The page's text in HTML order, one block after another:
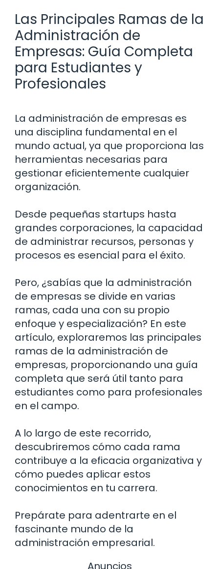
Las Principales Ramas de la
Administración de
Empresas: Guía Completa
para Estudiantes y
Profesionales
La administración de empresas es
una disciplina fundamental en el
mundo actual, ya que proporciona las
herramientas necesarias para
gestionar eficientemente cualquier
organización.
Desde pequeñas startups hasta
grandes corporaciones, la capacidad
de administrar recursos, personas y
procesos es esencial para el éxito.
Pero, ¿sabías que la administración
de empresas se divide en varias
ramas, cada una con su propio
enfoque y especialización? En este
artículo, exploraremos las principales
ramas de la administración de
empresas, proporcionando una guía
completa que será útil tanto para
estudiantes como para profesionales
en el campo.
A lo largo de este recorrido,
descubriremos cómo cada rama
contribuye a la eficacia organizativa y
cómo puedes aplicar estos
conocimientos en tu carrera.
Prepárate para adentrarte en el
fascinante mundo de la
administración empresarial.
Anuncios